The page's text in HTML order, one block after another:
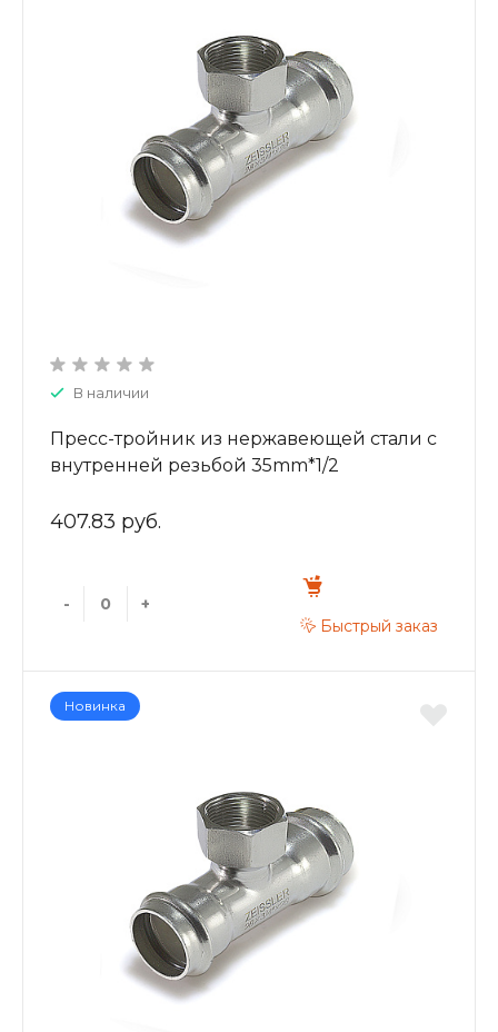
В наличии
Пресс-тройник из нержавеющей стали с
внутренней резьбой 35mm*1/2
407.83 руб.
-
+
Быстрый заказ
Новинка